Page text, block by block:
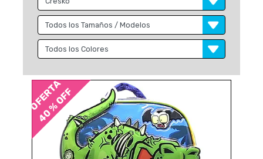
OFERTA
40 % OFF